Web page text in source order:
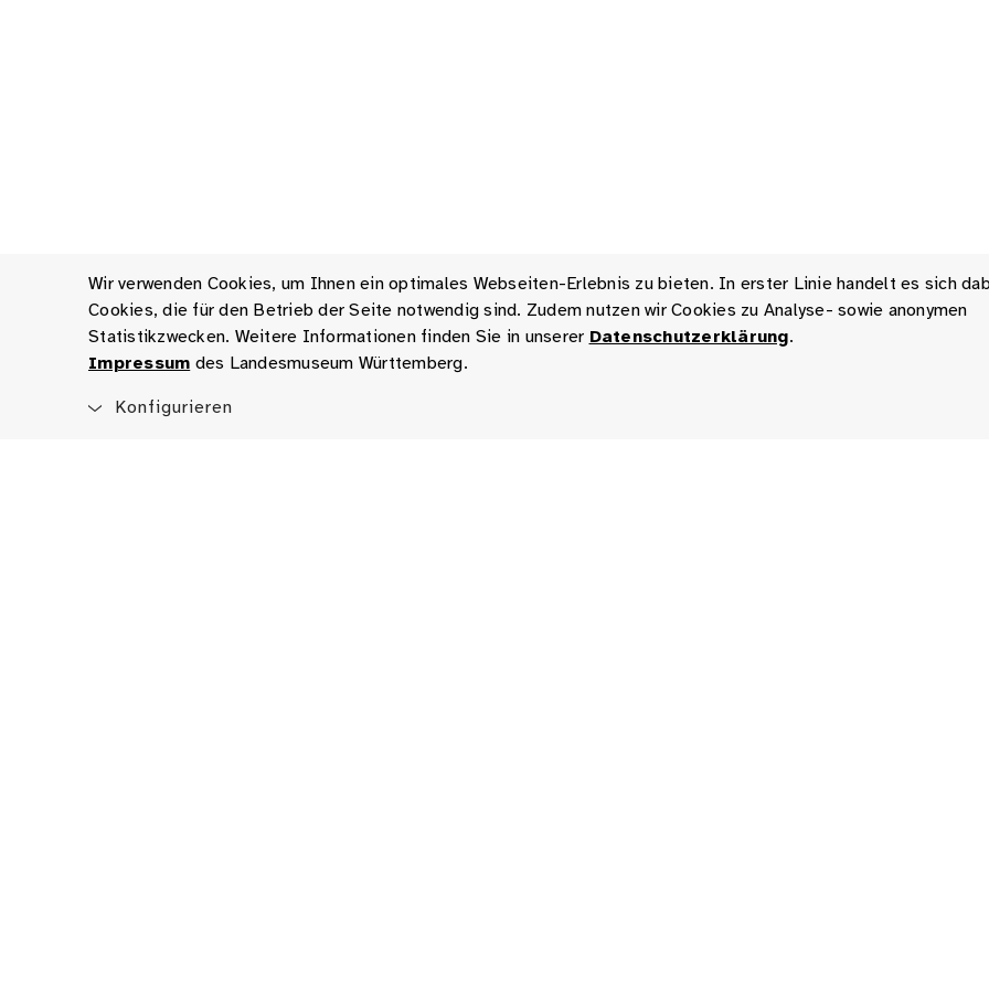
Wir verwenden Cookies, um Ihnen ein optimales Webseiten-Erlebnis zu bieten. In erster Linie handelt es sich
Cookies, die für den Betrieb der Seite notwendig sind. Zudem nutzen wir Cookies zu Analyse- sowie anonymen
Statistikzwecken. Weitere Informationen finden Sie in unserer Datenschutzerklärung.
Impressum des Landesmuseum Württemberg.
Konfigurieren